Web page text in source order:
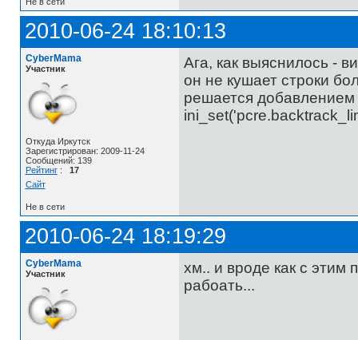
2010-06-24 18:10:13
CyberMama
Участник
Откуда Иркутск
Зарегистрирован: 2009-11-24
Сообщений: 139
Рейтинг: 17
Сайт
Ага, как выяснилось -
он не кушает строки
решается добавлением
Не в сети
2010-06-24 18:19:29
CyberMama
Участник
хм.. и вроде как с этим
рабоать...